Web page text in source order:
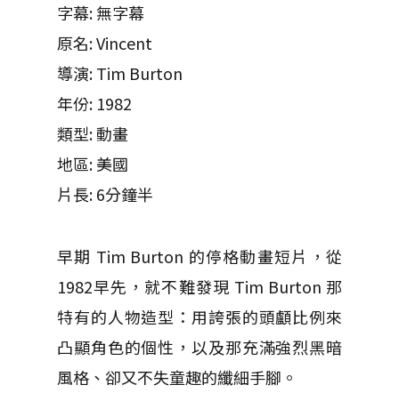
字幕: 無字幕
原名: Vincent
導演: Tim Burton
年份: 1982
類型: 動畫
地區: 美國
片長: 6分鐘半
早期 Tim Burton 的停格動畫短片，從
1982早先，就不難發現 Tim Burton 那
特有的人物造型：用誇張的頭顱比例來
凸顯角色的個性，以及那充滿強烈黑暗
風格、卻又不失童趣的纖細手腳。